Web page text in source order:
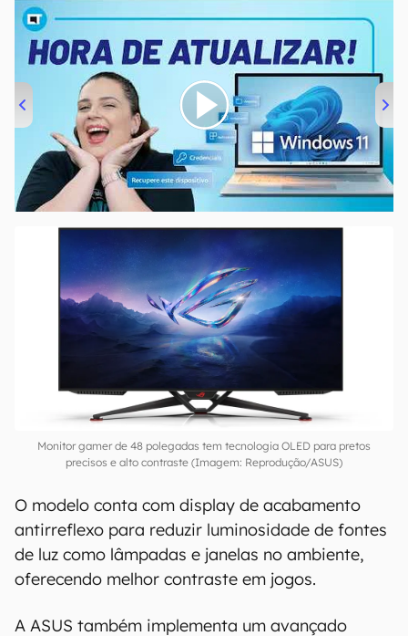
00:00 04:52
Monitor gamer de 48 polegadas tem tecnologia OLED para pretos
precisos e alto contraste (Imagem: Reprodução/ASUS)
O modelo conta com display de acabamento
antirreflexo para reduzir luminosidade de fontes
de luz como lâmpadas e janelas no ambiente,
oferecendo melhor contraste em jogos.
A ASUS também implementa um avançado